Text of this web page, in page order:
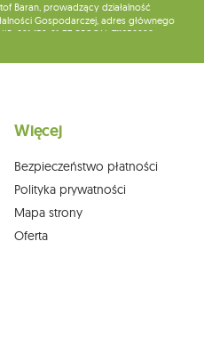
Baran, prowadzący działalność
Gospodarczej, adres głównego
152-01-37, REGON: 711650928 .
Więcej
Bezpieczeństwo płatności
Polityka prywatności
Mapa strony
Oferta